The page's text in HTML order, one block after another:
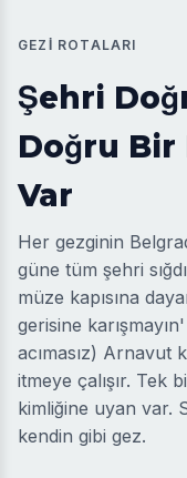
GEZI ROTALARI
Şehri
Doğru Bir
Var
Her gezginin
güne tüm şehri
müze kapısına
gerisine
acımasız) Arnavut
itmeye çalışır. Tek
kimliğine uyan var.
kendin gibi gez.